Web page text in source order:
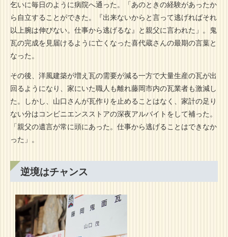
乞いに毎日のように病院へ通った。「あのときの経験があったか
ら自立することができた。『出来ないからと言って逃げればそれ
以上腕は伸びない。仕事から逃げるな』と親父に言われた」。鬼
瓦の完成を見届けるように亡くなった喜代蔵さんの最期の言葉と
なった。
その後、洋風建築が増え瓦の需要が減る一方で大量生産の瓦が出
回るようになり、家にいた職人も離れ藤岡市内の瓦業者も激減し
た。しかし、山口さんが瓦作りを止めることはなく、家計の足り
ない分はコンビニエンスストアの深夜アルバイトをして補った。
「親父の遺言が常に頭にあった。仕事から逃げることはできなか
った」。
逆境はチャンス